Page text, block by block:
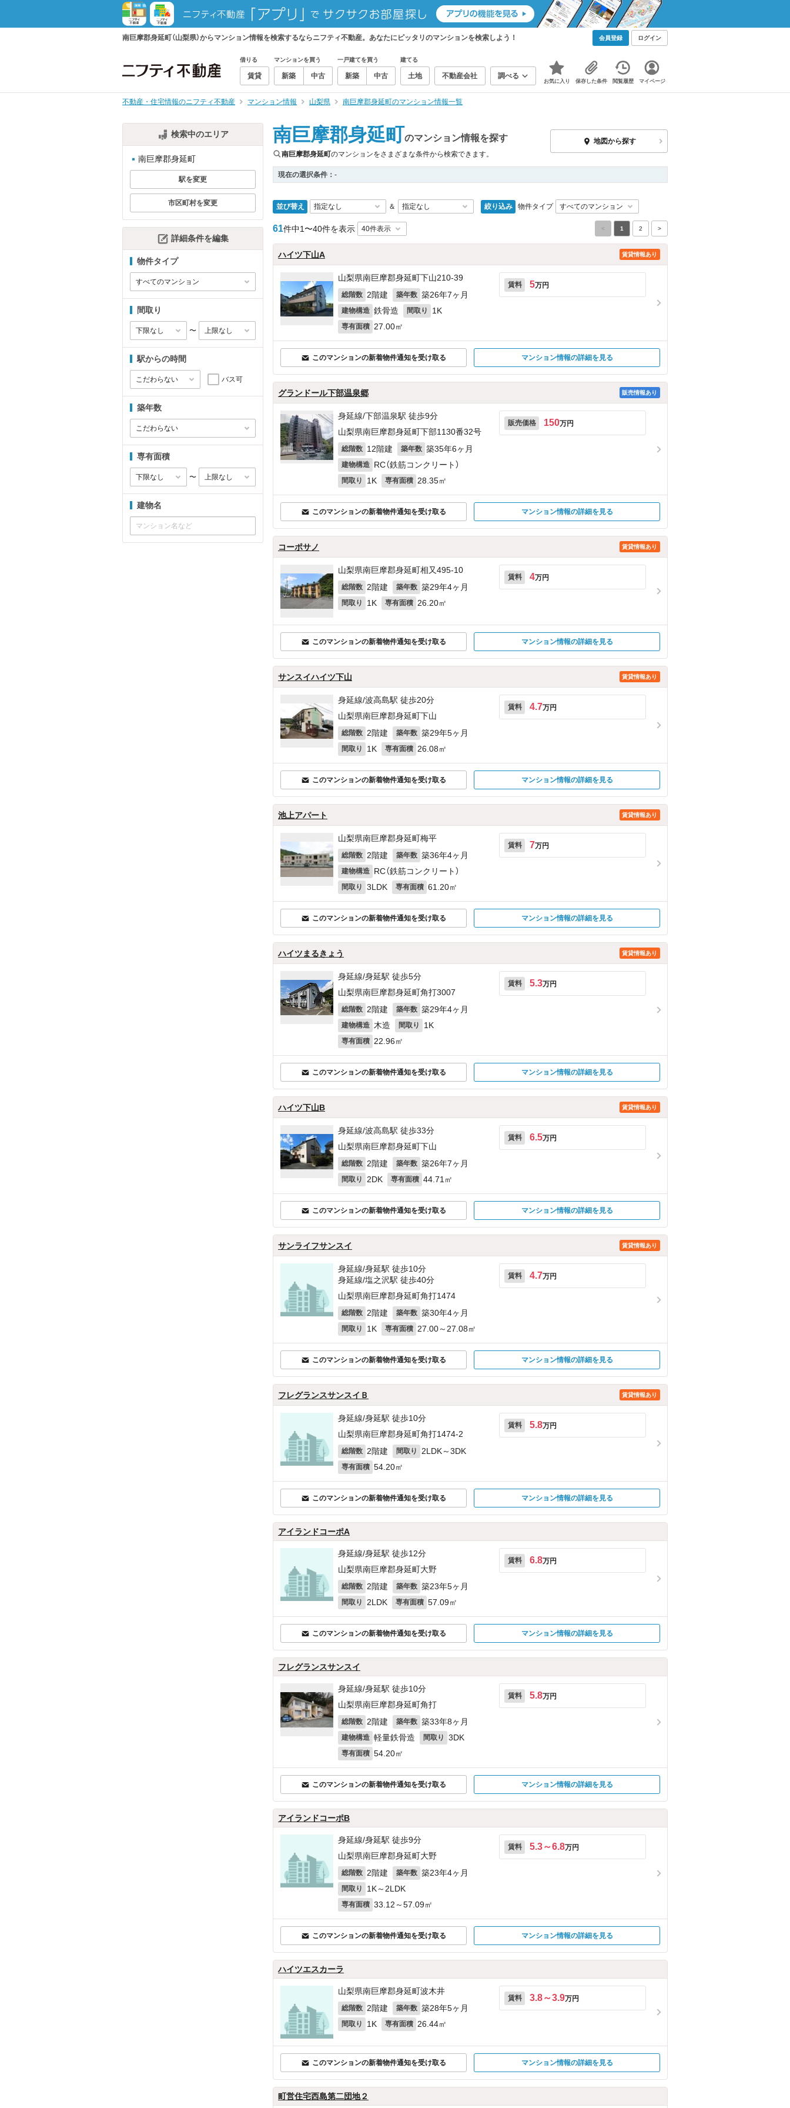
南巨摩郡身延町（山梨県）からマンション情報を検索するならニフティ不動産。あなたにピッタリのマンションを検索しよう！ 会員登録 ログイン
借りる
賃貸
マンションを買う
新築 中古
一戸建てを買う
新築 中古
建てる
土地 不動産会社 調べる
お気に入り 保存した条件 閲覧履歴 マイページ
不動産・住宅情報のニフティ不動産 マンション情報 山梨県 南巨摩郡身延町のマンション情報一覧
検索中のエリア
南巨摩郡身延町
駅を変更
市区町村を変更
詳細条件を編集
物件タイプ
間取り
〜
駅からの時間
バス可
築年数
専有面積
〜
建物名
南巨摩郡身延町のマンション情報を探す
南巨摩郡身延町のマンションをさまざまな条件から検索できます。
地図から探す
現在の選択条件： -
並び替え ＆ 絞り込み 物件タイプ
61件中1〜40件を表示 < 1 2 >
ハイツ下山A 賃貸情報あり
山梨県南巨摩郡身延町下山210‐39
総階数 2階建 築年数 築26年7ヶ月
建物構造 鉄骨造 間取り 1K
専有面積 27.00㎡
賃料 5万円
このマンションの新着物件通知を受け取る マンション情報の詳細を見る
グランドール下部温泉郷 販売情報あり
身延線/下部温泉駅 徒歩9分
山梨県南巨摩郡身延町下部1130番32号
総階数 12階建 築年数 築35年6ヶ月
建物構造 RC（鉄筋コンクリート）
間取り 1K 専有面積 28.35㎡
販売価格 150万円
このマンションの新着物件通知を受け取る マンション情報の詳細を見る
コーポサノ 賃貸情報あり
山梨県南巨摩郡身延町相又495‐10
総階数 2階建 築年数 築29年4ヶ月
間取り 1K 専有面積 26.20㎡
賃料 4万円
このマンションの新着物件通知を受け取る マンション情報の詳細を見る
サンスイハイツ下山 賃貸情報あり
身延線/波高島駅 徒歩20分
山梨県南巨摩郡身延町下山
総階数 2階建 築年数 築29年5ヶ月
間取り 1K 専有面積 26.08㎡
賃料 4.7万円
このマンションの新着物件通知を受け取る マンション情報の詳細を見る
池上アパート 賃貸情報あり
山梨県南巨摩郡身延町梅平
総階数 2階建 築年数 築36年4ヶ月
建物構造 RC（鉄筋コンクリート）
間取り 3LDK 専有面積 61.20㎡
賃料 7万円
このマンションの新着物件通知を受け取る マンション情報の詳細を見る
ハイツまるきょう 賃貸情報あり
身延線/身延駅 徒歩5分
山梨県南巨摩郡身延町角打3007
総階数 2階建 築年数 築29年4ヶ月
建物構造 木造 間取り 1K
専有面積 22.96㎡
賃料 5.3万円
このマンションの新着物件通知を受け取る マンション情報の詳細を見る
ハイツ下山B 賃貸情報あり
身延線/波高島駅 徒歩33分
山梨県南巨摩郡身延町下山
総階数 2階建 築年数 築26年7ヶ月
間取り 2DK 専有面積 44.71㎡
賃料 6.5万円
このマンションの新着物件通知を受け取る マンション情報の詳細を見る
サンライフサンスイ 賃貸情報あり
身延線/身延駅 徒歩10分
身延線/塩之沢駅 徒歩40分
山梨県南巨摩郡身延町角打1474
総階数 2階建 築年数 築30年4ヶ月
間取り 1K 専有面積 27.00～27.08㎡
賃料 4.7万円
このマンションの新着物件通知を受け取る マンション情報の詳細を見る
フレグランスサンスイＢ 賃貸情報あり
身延線/身延駅 徒歩10分
山梨県南巨摩郡身延町角打1474‐2
総階数 2階建 間取り 2LDK～3DK
専有面積 54.20㎡
賃料 5.8万円
このマンションの新着物件通知を受け取る マンション情報の詳細を見る
アイランドコーポA
身延線/身延駅 徒歩12分
山梨県南巨摩郡身延町大野
総階数 2階建 築年数 築23年5ヶ月
間取り 2LDK 専有面積 57.09㎡
賃料 6.8万円
このマンションの新着物件通知を受け取る マンション情報の詳細を見る
フレグランスサンスイ
身延線/身延駅 徒歩10分
山梨県南巨摩郡身延町角打
総階数 2階建 築年数 築33年8ヶ月
建物構造 軽量鉄骨造 間取り 3DK
専有面積 54.20㎡
賃料 5.8万円
このマンションの新着物件通知を受け取る マンション情報の詳細を見る
アイランドコーポB
身延線/身延駅 徒歩9分
山梨県南巨摩郡身延町大野
総階数 2階建 築年数 築23年4ヶ月
間取り 1K～2LDK
専有面積 33.12～57.09㎡
賃料 5.3～6.8万円
このマンションの新着物件通知を受け取る マンション情報の詳細を見る
ハイツエスカーラ
山梨県南巨摩郡身延町波木井
総階数 2階建 築年数 築28年5ヶ月
間取り 1K 専有面積 26.44㎡
賃料 3.8～3.9万円
このマンションの新着物件通知を受け取る マンション情報の詳細を見る
町営住宅西島第二団地２